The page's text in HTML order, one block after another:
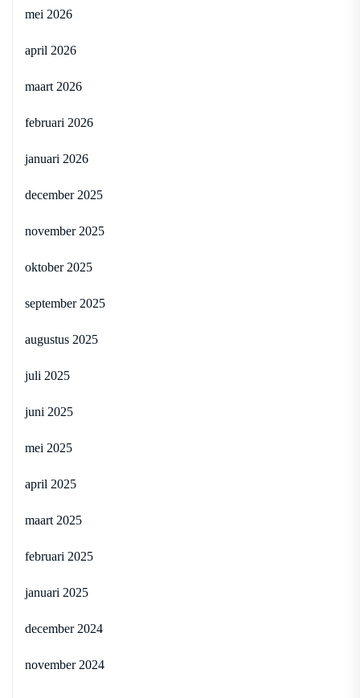
mei 2026
april 2026
maart 2026
februari 2026
januari 2026
december 2025
november 2025
oktober 2025
september 2025
augustus 2025
juli 2025
juni 2025
mei 2025
april 2025
maart 2025
februari 2025
januari 2025
december 2024
november 2024